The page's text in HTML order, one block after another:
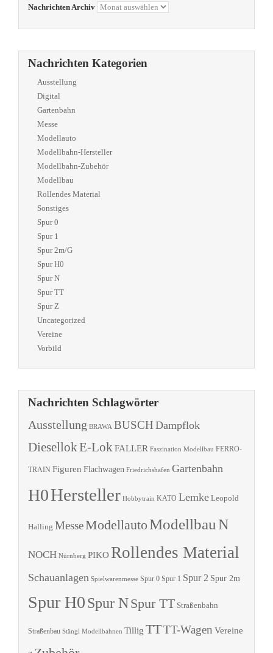
Nachrichten Archiv
Nachrichten Kategorien
Ausstellung
Digital
Gartenbahn
Messe
Modellauto
Modellbahn-Hersteller
Modellbahn-Zubehör
Modellbau
Rollendes Material
Sonstiges
Spur 0
Spur 1
Spur 2m/G
Spur H0
Spur N
Spur TT
Spur Z
Uncategorized
Vereine
Vorbild
Nachrichten Schlagwörter
Ausstellung BRAWA BUSCH Dampflok
DiesellokE-LokFALLER Faszination Modellbau FERRO-
TRAIN Figuren Flachwagen Friedrichshafen Gartenbahn
H0Hersteller Hobbytrain KATO Lemke Leopold
Halling MesseModellautoModellbauN
NOCH Nürnberg PIKO Rollendes Material
Schauanlagen Spielwarenmesse Spur 0 Spur 1 Spur 2 Spur 2m
Spur H0Spur NSpur TT Straßenbahn
Straßenbau Stängl Modellbahnen Tillig TTTT-Wagen Vereine